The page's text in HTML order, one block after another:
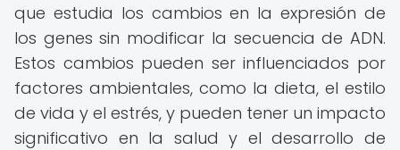
que estudia los cambios en la expresión de
los genes sin modificar la secuencia de ADN.
Estos cambios pueden ser influenciados por
factores ambientales, como la dieta, el estilo
de vida y el estrés, y pueden tener un impacto
significativo en la salud y el desarrollo de